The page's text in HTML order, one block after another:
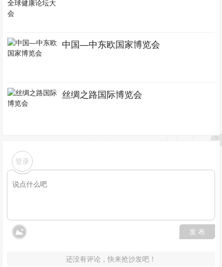
中国—中东欧国家博览会
丝绸之路国际博览会
登录
发 布
还没有评论，快来抢沙发吧！